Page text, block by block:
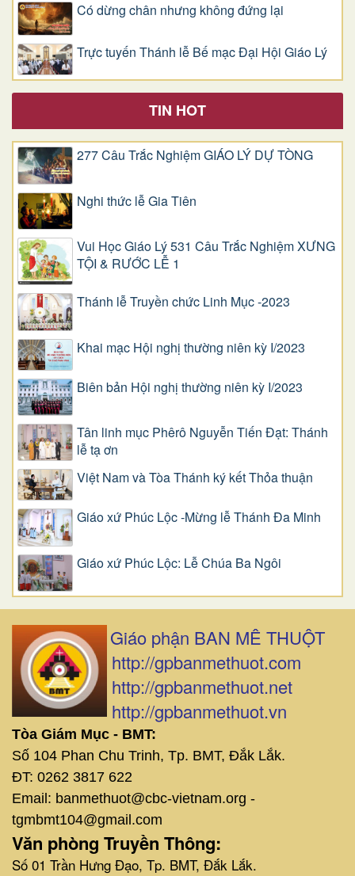
Có dừng chân nhưng không đứng lại
Trực tuyến Thánh lễ Bế mạc Đại Hội Giáo Lý
TIN HOT
277 Câu Trắc Nghiệm GIÁO LÝ DỰ TÒNG
Nghi thức lễ Gia Tiên
Vui Học Giáo Lý 531 Câu Trắc Nghiệm XƯNG
TỘI & RƯỚC LỄ 1
Thánh lễ Truyền chức Linh Mục -2023
Khai mạc Hội nghị thường niên kỳ I/2023
Biên bản Hội nghị thường niên kỳ I/2023
Tân linh mục Phêrô Nguyễn Tiến Đạt: Thánh
lễ tạ ơn
Việt Nam và Tòa Thánh ký kết Thỏa thuận
Giáo xứ Phúc Lộc -Mừng lễ Thánh Đa Minh
Giáo xứ Phúc Lộc: Lễ Chúa Ba Ngôi
Giáo phận BAN MÊ THUỘT
http://gpbanmethuot.com
http://gpbanmethuot.net
http://gpbanmethuot.vn
Tòa Giám Mục - BMT:
Số 104 Phan Chu Trinh, Tp. BMT, Đắk Lắk.
ĐT: 0262 3817 622
Email: banmethuot@cbc-vietnam.org -
tgmbmt104@gmail.com
Văn phòng Truyền Thông:
Số 01 Trần Hưng Đạo, Tp. BMT, Đắk Lắk.